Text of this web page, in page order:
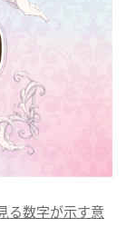
る数字が示す意